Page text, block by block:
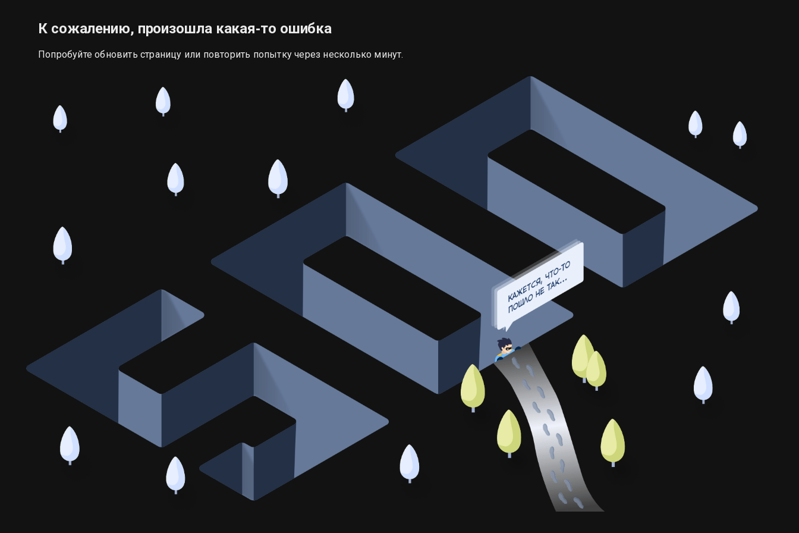
К сожалению, произошла какая‑то ошибка
Попробуйте обновить страницу или повторить попытку через несколько минут.